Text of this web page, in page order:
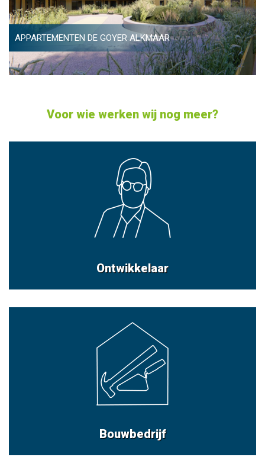
APPARTEMENTEN DE GOYER ALKMAAR
Voor wie werken wij nog meer?
Ontwikkelaar
Bouwbedrijf